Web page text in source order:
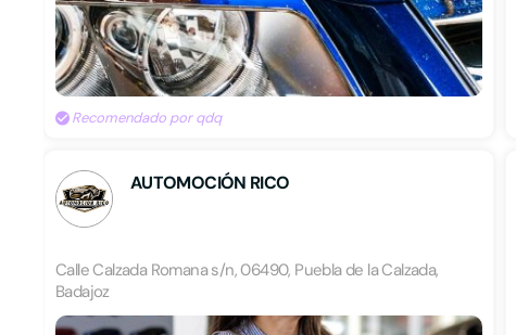
Recomendado por qdq
AUTOMOCIÓN RICO
Calle Calzada Romana s/n, 06490, Puebla de la Calzada,
Badajoz